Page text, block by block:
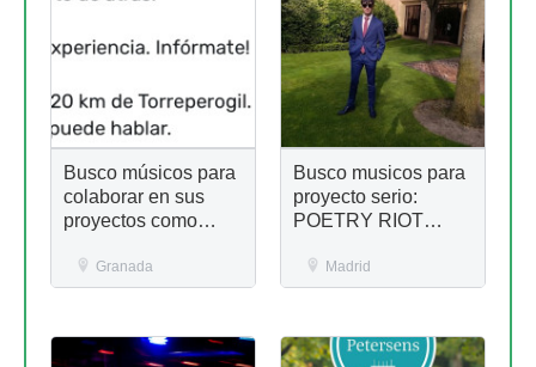
Busco músicos para
colaborar en sus
proyectos como
Granada
Busco musicos para
proyecto serio:
POETRY RIOT
Madrid